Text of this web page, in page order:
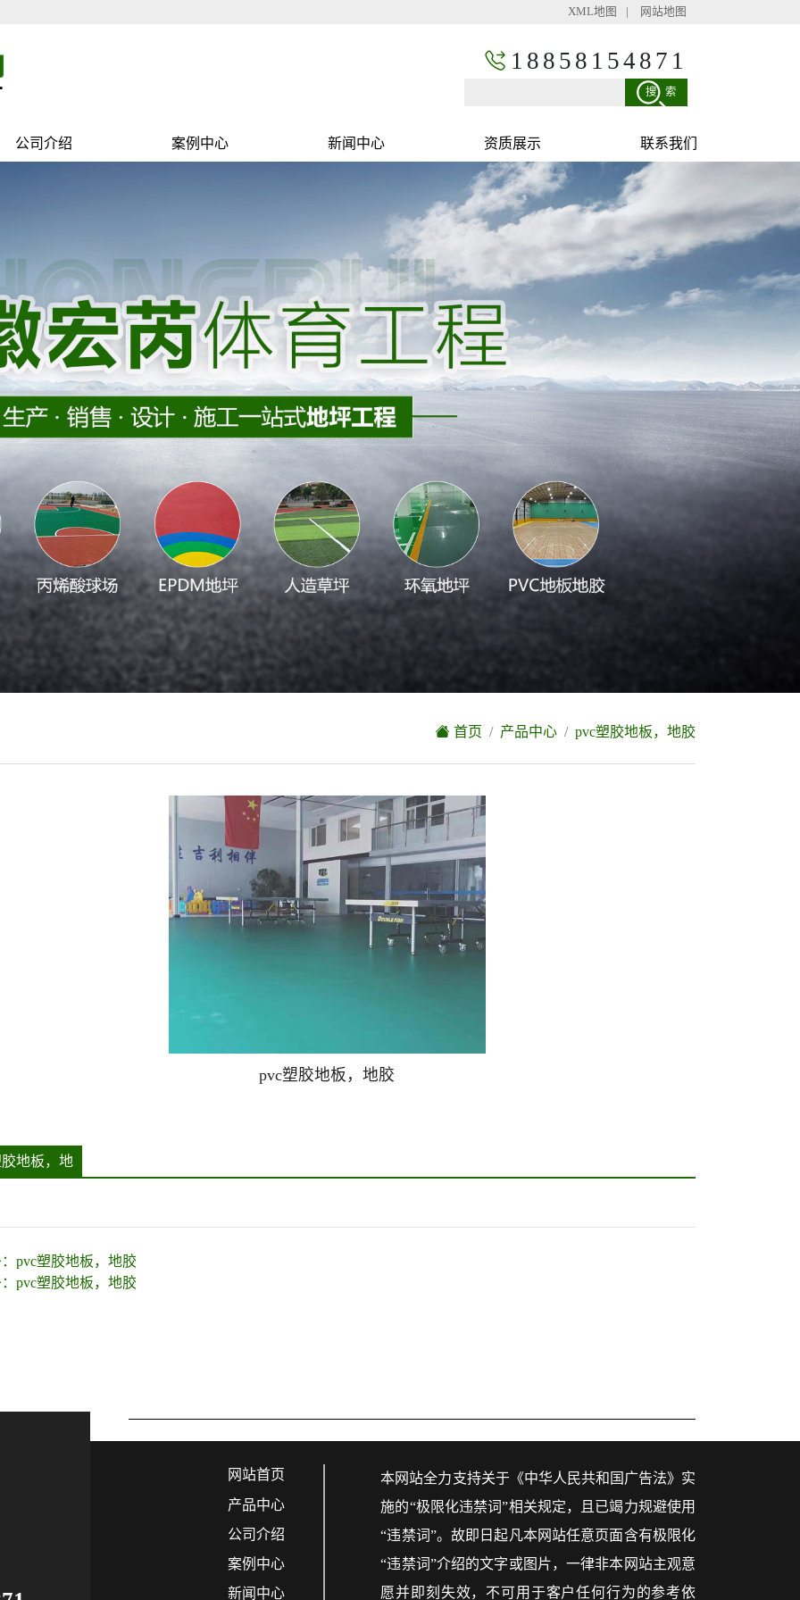
XML地图 网站地图
18858154871
搜索
公司介绍 案例中心 新闻中心 资质展示 联系我们
首页 产品中心 pvc塑胶地板，地胶
pvc塑胶地板，地胶
胶地板，地
pvc塑胶地板，地胶
pvc塑胶地板，地胶
网站首页
产品中心
公司介绍
案例中心
新闻中心
本网站全力支持关于《中华人民共和国广告法》实
施的“极限化违禁词”相关规定，且已竭力规避使用
“违禁词”。故即日起凡本网站任意页面含有极限化
“违禁词”介绍的文字或图片，一律非本网站主观意
愿并即刻失效，不可用于客户任何行为的参考依